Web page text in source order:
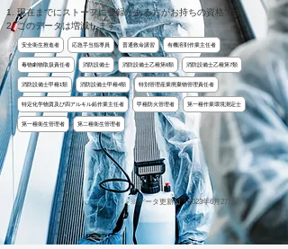
現在までにストーフに登録がある方がお持ちの資格です​。
このデータは増減します。
安全衛生推進者 応急手当指導員 普通救命講習 有機溶剤作業主任者
毒物劇物取扱責任者 消防設備士 消防設備士乙種第6類 消防設備士乙種第7類
消防設備士甲種1類 消防設備士甲種4類 特別管理産業廃棄物管理責任者
特定化学物質及び四アルキル鉛作業主任者 甲種防火管理者 第一種作業環境測定士
第一種衛生管理者 第二種衛生管理者
※データ更新日：2023年6月27日